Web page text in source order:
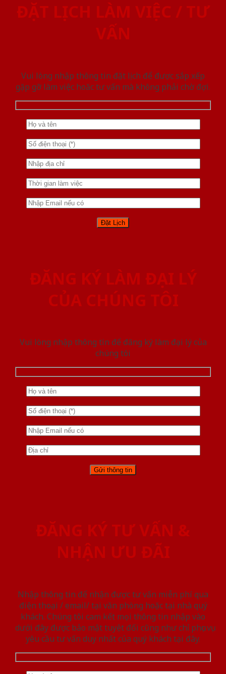
ĐẶT LỊCH LÀM VIỆC / TƯ
VẤN
Vui lòng nhập thông tin đặt lịch để được sắp xếp
gặp gỡ làm việc hoăc tư vấn mà không phải chờ đợi.
ĐĂNG KÝ LÀM ĐẠI LÝ
CỦA CHÚNG TÔI
Vui lòng nhập thông tin để đăng ký làm đại lý của
chúng tôi
ĐĂNG KÝ TƯ VẤN &
NHẬN ƯU ĐÃI
Nhập thông tin để nhận được tư vấn miễn phí qua
điện thoại / email/ tại văn phòng hoặc tại nhà quý
khách. Chúng tôi cam kết mọi thông tin nhập vào
dưới đây được bảo mật tuyệt đối cũng như chỉ phục vụ
yêu cầu tư vấn duy nhất của quý khách tại đây.